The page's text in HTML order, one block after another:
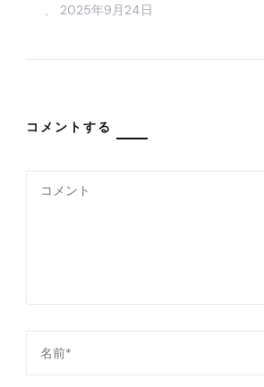
、 2025年9月24日
コメントする